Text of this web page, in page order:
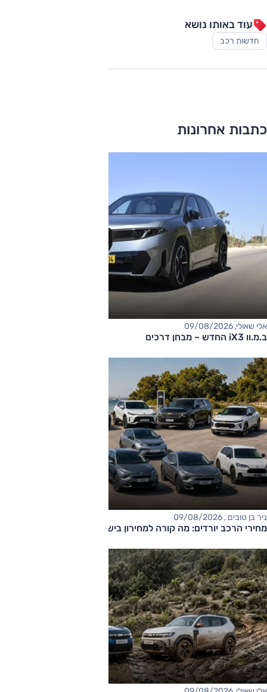
עוד באותו נושא
חדשות רכב
כתבות אחרונות
אלי שאולי, 09/08/2026
ב.מ.וו iX3 החדש – מבחן דרכים
ניר בן טובים , 09/08/2026
מחירי הרכב יורדים: מה קורה למחירון בישראל?